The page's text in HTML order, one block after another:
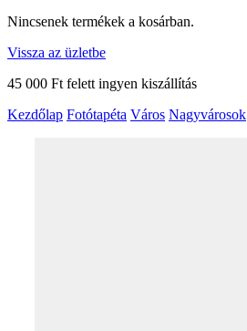
Nincsenek termékek a kosárban.
Vissza az üzletbe
45 000 Ft felett ingyen kiszállítás
Kezdőlap Fotótapéta Város Nagyvárosok